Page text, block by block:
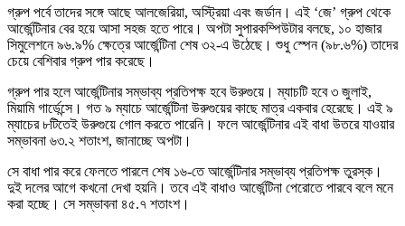
গ্রুপ পর্বে তাদের সঙ্গে আছে আলজেরিয়া, অস্ট্রিয়া এবং জর্ডান। এই ‘জে’ গ্রুপ থেকে
আর্জেন্টিনার বের হয়ে আসা সহজ হতে পারে। অপটা সুপারকম্পিউটার বলছে, ১০ হাজার
সিমুলেশনে ৯৬.৯% ক্ষেত্রে আর্জেন্টিনা শেষ ৩২-এ উঠেছে। শুধু স্পেন (৯৮.৬%) তাদের
চেয়ে বেশিবার গ্রুপ পার করেছে।
গ্রুপ পার হলে আর্জেন্টিনার সম্ভাব্য প্রতিপক্ষ হবে উরুগুয়ে। ম্যাচটি হবে ৩ জুলাই,
মিয়ামি গার্ডেন্সে। গত ৯ ম্যাচে আর্জেন্টিনা উরুগুয়ের কাছে মাত্র একবার হেরেছে। এই ৯
ম্যাচের ৮টিতেই উরুগুয়ে গোল করতে পারেনি। ফলে আর্জেন্টিনার এই বাধা উতরে যাওয়ার
সম্ভাবনা ৬৩.২ শতাংশ, জানাচ্ছে অপটা।
সে বাধা পার করে ফেলতে পারলে শেষ ১৬-তে আর্জেন্টিনার সম্ভাব্য প্রতিপক্ষ তুরস্ক।
দুই দলের আগে কখনো দেখা হয়নি। তবে এই বাধাও আর্জেন্টিনা পেরোতে পারবে বলে মনে
করা হচ্ছে। সে সম্ভাবনা ৪৫.৭ শতাংশ।